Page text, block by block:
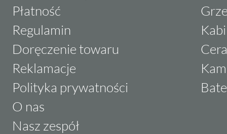
Płatność
Regulamin
Doręczenie towaru
Reklamacje
Polityka prywatności
O nas
Nasz zespół